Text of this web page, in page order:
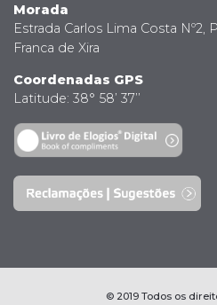
Morada
Estrada Carlos Lima Costa Nº2,
Franca de Xira
Coordenadas GPS
Latitude: 38° 58’ 37’’
© 2019 Todos os